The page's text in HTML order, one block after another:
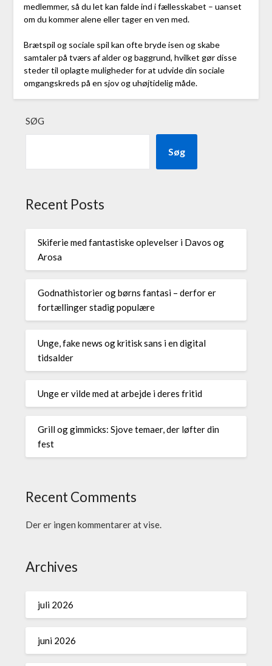
medlemmer, så du let kan falde ind i fællesskabet – uanset
om du kommer alene eller tager en ven med.
Brætspil og sociale spil kan ofte bryde isen og skabe
samtaler på tværs af alder og baggrund, hvilket gør disse
steder til oplagte muligheder for at udvide din sociale
omgangskreds på en sjov og uhøjtidelig måde.
SØG
Søg
Recent Posts
Skiferie med fantastiske oplevelser i Davos og
Arosa
Godnathistorier og børns fantasi – derfor er
fortællinger stadig populære
Unge, fake news og kritisk sans i en digital
tidsalder
Unge er vilde med at arbejde i deres fritid
Grill og gimmicks: Sjove temaer, der løfter din
fest
Recent Comments
Der er ingen kommentarer at vise.
Archives
juli 2026
juni 2026